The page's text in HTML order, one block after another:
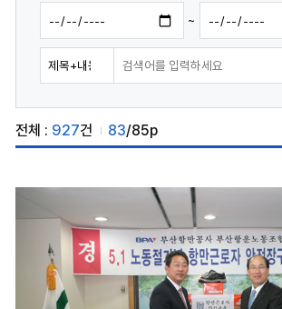
~
전체 : 927건 83/85p